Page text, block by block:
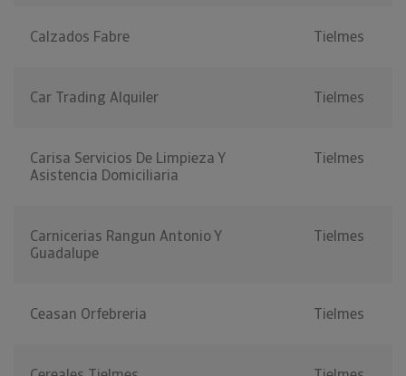
Calzados Fabre Tielmes
Car Trading Alquiler Tielmes
Carisa Servicios De Limpieza Y
Asistencia Domiciliaria
Tielmes
Carnicerias Rangun Antonio Y
Guadalupe
Tielmes
Ceasan Orfebreria Tielmes